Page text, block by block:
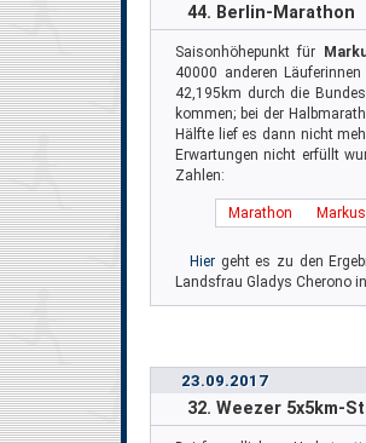
44. Berlin-Marathon
Saisonhöhepunkt für
40000 anderen
42,195km durch die
kommen; bei der
Hälfte lief es dann nicht
Erwartungen nicht erfüllt
Zahlen:
Marathon
Hier geht es zu den
Landsfrau Gladys Cherono
23.09.2017
32. Weezer 5x5km-